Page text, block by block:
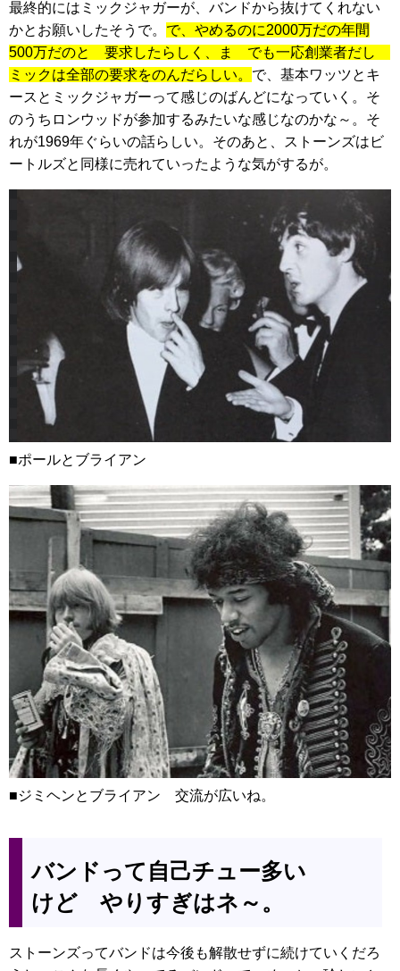
最終的にはミックジャガーが、バンドから抜けてくれない
かとお願いしたそうで。 で、やめるのに2000万だの年間
500万だのと 要求したらしく、ま でも一応創業者だし
ミックは全部の要求をのんだらしい。 で、基本ワッツとキ
ースとミックジャガーって感じのばんどになっていく。そ
のうちロンウッドが参加するみたいな感じなのかな～。そ
れが1969年ぐらいの話らしい。そのあと、ストーンズはビ
ートルズと同様に売れていったような気がするが。
■ポールとブライアン
■ジミヘンとブライアン 交流が広いね。
バンドって自己チュー多い
けど やりすぎはネ～。
ストーンズってバンドは今後も解散せずに続けていくだろ